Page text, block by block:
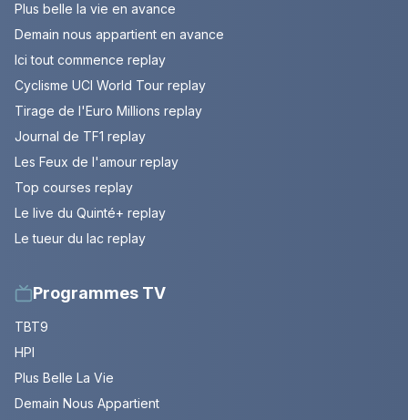
Plus belle la vie en avance
Demain nous appartient en avance
Ici tout commence replay
Cyclisme UCI World Tour replay
Tirage de l'Euro Millions replay
Journal de TF1 replay
Les Feux de l'amour replay
Top courses replay
Le live du Quinté+ replay
Le tueur du lac replay
Programmes TV
TBT9
HPI
Plus Belle La Vie
Demain Nous Appartient